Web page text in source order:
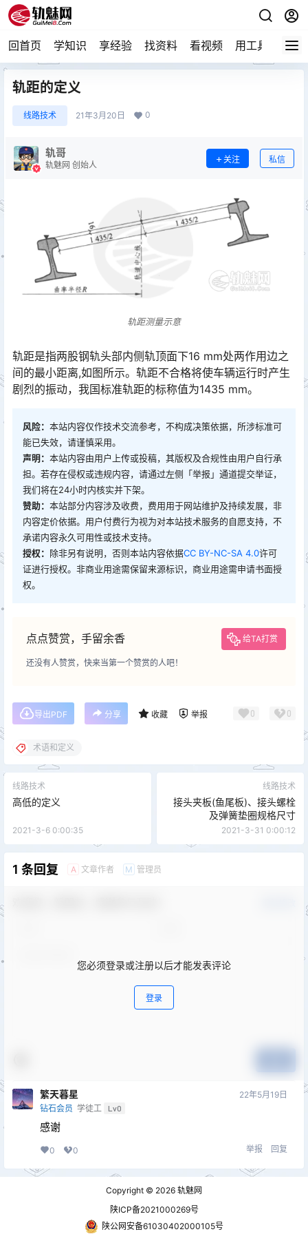
回首页 学知识 享经验 找资料 看视频 用工具 论技
轨距的定义
线路技术 21年3月20日 0
轨哥
轨魅网 创始人
关注 私信
轨距测量示意
轨距是指两股钢轨头部内侧轨顶面下16 mm处两作用边之
间的最小距离,如图所示。轨距不合格将使车辆运行时产生
剧烈的振动，我国标准轨距的标称值为1435 mm。
风险： 本站内容仅作技术交流参考，不构成决策依据，所涉标准可
能已失效，请谨慎采用。
声明： 本站内容由用户上传或投稿，其版权及合规性由用户自行承
担。若存在侵权或违规内容，请通过左侧「举报」通道提交举证，
我们将在24小时内核实并下架。
赞助： 本站部分内容涉及收费，费用用于网站维护及持续发展，非
内容定价依据。用户付费行为视为对本站技术服务的自愿支持，不
承诺内容永久可用性或技术支持。
授权： 除非另有说明，否则本站内容依据CC BY-NC-SA 4.0许可
证进行授权。非商业用途需保留来源标识，商业用途需申请书面授
权。
点点赞赏，手留余香 给TA打赏
还没有人赞赏，快来当第一个赞赏的人吧！
导出PDF 分享 收藏 举报 0 0
术语和定义
线路技术
高低的定义
2021-3-6 0:00:35
线路技术
接头夹板(鱼尾板)、接头螺栓
及弹簧垫圈规格尺寸
2021-3-31 0:00:12
1 条回复 A 文章作者 M 管理员
您必须登录或注册以后才能发表评论
登录
繁天暮星
钻石会员 学徒工 Lv0
22年5月19日
感谢
0 0 举报 回复
Copyright © 2026 轨魅网
陕ICP备2021000269号
陕公网安备61030402000105号